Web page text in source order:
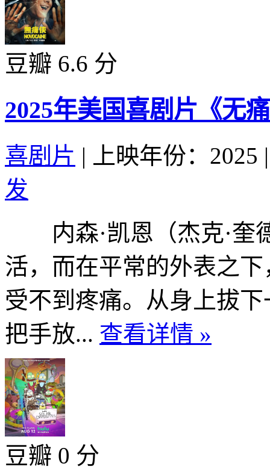
豆瓣 6.6 分
2025年美国喜剧片《无
喜剧片 | 上映年份：2025 |
发
内森·凯恩（杰克·奎
活，而在平常的外表之
受不到疼痛。从身上拔
把手放... 查看详情 »
豆瓣 0 分